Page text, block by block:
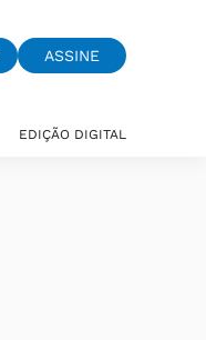
ASSINE
EDIÇÃO DIGITAL